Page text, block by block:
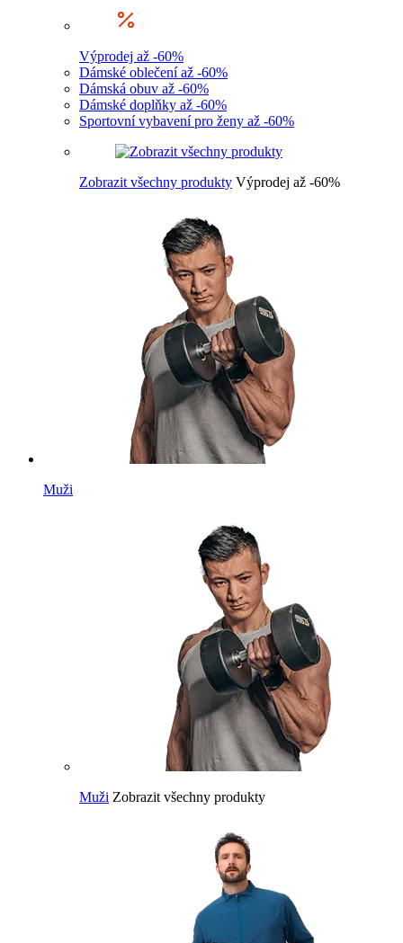
Výprodej až -60%
Dámské oblečení až -60%
Dámská obuv až -60%
Dámské doplňky až -60%
Sportovní vybavení pro ženy až -60%
Zobrazit všechny produkty Výprodej až -60%
Muži
Muži Zobrazit všechny produkty